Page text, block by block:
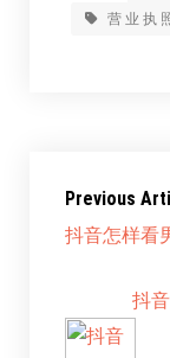
营业执
Previous
抖音怎样看
抖